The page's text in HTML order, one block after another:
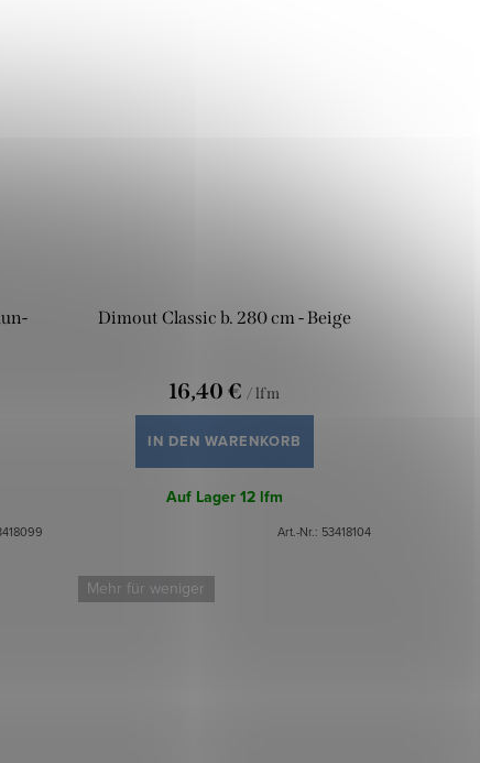
Dimout Classic b. 280 cm - Beige
16,40 € / lfm
IN DEN WARENKORB
Auf Lager 12 lfm
Art.-Nr.: 53418104
Mehr für weniger